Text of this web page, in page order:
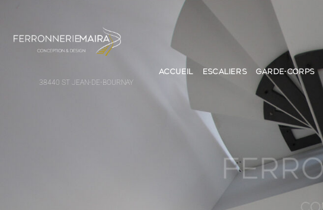
ACCUEIL ESCALIERS GARDE-CORPS
38440 ST JEAN-DE-BOURNAY